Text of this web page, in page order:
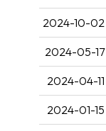
2024-10-02
2024-05-17
2024-04-11
2024-01-15